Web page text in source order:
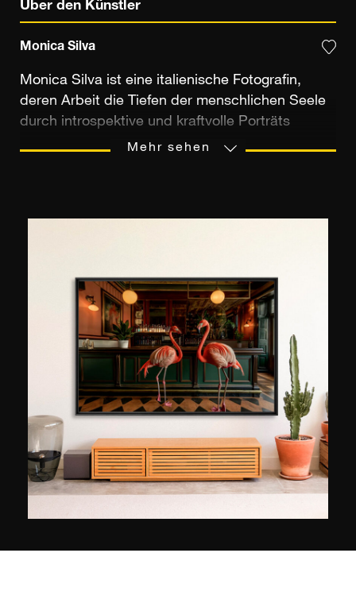
Über den Künstler
Monica Silva
Monica Silva ist eine italienische Fotografin,
deren Arbeit die Tiefen der menschlichen Seele
durch introspektive und kraftvolle Porträts
erforscht. Seit über 20 Jahren kombiniert sie
betont werden. Beeinflusst von Künstlern wie
Cindy Sherman und Gregory Crewdson versucht
sie, die psychologische Komplexität ihrer Motive
einzufangen und schafft kraftvolle visuelle
Erzählungen, die über den äußeren Schein
hinausgehen.
Mehr sehen